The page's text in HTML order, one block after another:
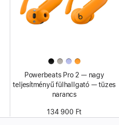
Powerbeats Pro 2 — nagy
teljesítményű fülhallgató — tüzes
narancs
134 900 Ft